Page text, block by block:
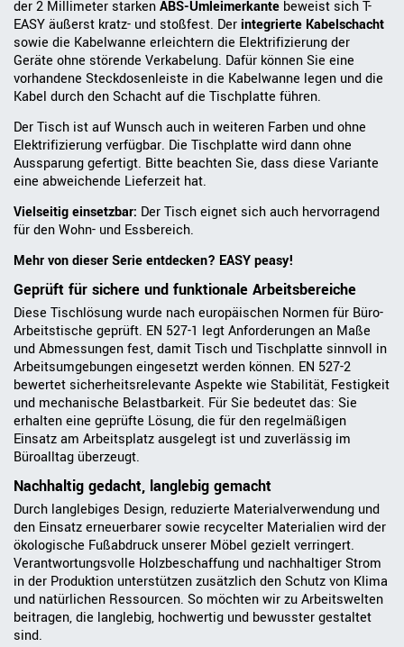
der 2 Millimeter starkenABS-Umleimerkante beweist sich T-
EASY äußerst kratz- und stoßfest. Derintegrierte Kabelschacht
sowie die Kabelwanne erleichtern die Elektrifizierung der
Geräte ohne störende Verkabelung. Dafür können Sie eine
vorhandene Steckdosenleiste in die Kabelwanne legen und die
Kabel durch den Schacht auf die Tischplatte führen.
Der Tisch ist auf Wunsch auch in weiteren Farben und ohne
Elektrifizierung verfügbar. Die Tischplatte wird dann ohne
Aussparung gefertigt. Bitte beachten Sie, dass diese Variante
eine abweichende Lieferzeit hat.
Vielseitig einsetzbar: Der Tisch eignet sich auch hervorragend
für den Wohn- und Essbereich.
Mehr von dieser Serie entdecken? EASY peasy!
Geprüft für sichere und funktionale Arbeitsbereiche
Diese Tischlösung wurde nach europäischen Normen für Büro-
Arbeitstische geprüft. EN 527-1 legt Anforderungen an Maße
und Abmessungen fest, damit Tisch und Tischplatte sinnvoll in
Arbeitsumgebungen eingesetzt werden können. EN 527-2
bewertet sicherheitsrelevante Aspekte wie Stabilität, Festigkeit
und mechanische Belastbarkeit. Für Sie bedeutet das: Sie
erhalten eine geprüfte Lösung, die für den regelmäßigen
Einsatz am Arbeitsplatz ausgelegt ist und zuverlässig im
Büroalltag überzeugt.
Nachhaltig gedacht, langlebig gemacht
Durch langlebiges Design, reduzierte Materialverwendung und
den Einsatz erneuerbarer sowie recycelter Materialien wird der
ökologische Fußabdruck unserer Möbel gezielt verringert.
Verantwortungsvolle Holzbeschaffung und nachhaltiger Strom
in der Produktion unterstützen zusätzlich den Schutz von Klima
und natürlichen Ressourcen. So möchten wir zu Arbeitswelten
beitragen, die langlebig, hochwertig und bewusster gestaltet
sind.